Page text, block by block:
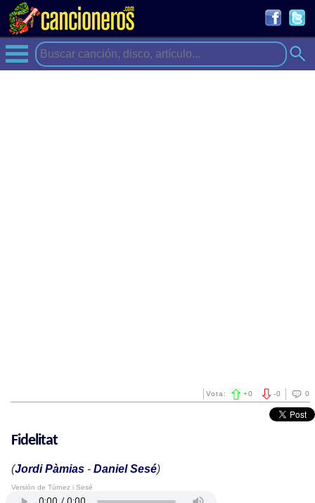
0
-0
Vota: +0
Fidelitat
(Jordi Pàmias - Daniel Sesé)
Versión de Túrnez i Sesé